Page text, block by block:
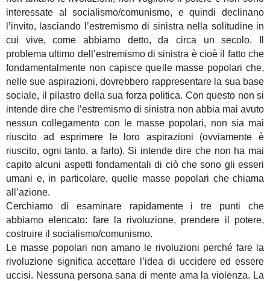
interessate al socialismo/comunismo, e quindi declinano
l’invito, lasciando l’estremismo di sinistra nella solitudine in
cui vive, come abbiamo detto, da circa un secolo. Il
problema ultimo dell’estremismo di sinistra è cioè il fatto che
fondamentalmente non capisce quelle masse popolari che,
nelle sue aspirazioni, dovrebbero rappresentare la sua base
sociale, il pilastro della sua forza politica. Con questo non si
intende dire che l’estremismo di sinistra non abbia mai avuto
nessun collegamento con le masse popolari, non sia mai
riuscito ad esprimere le loro aspirazioni (ovviamente è
riuscito, ogni tanto, a farlo). Si intende dire che non ha mai
capito alcuni aspetti fondamentali di ciò che sono gli esseri
umani e, in particolare, quelle masse popolari che chiama
all’azione.
Cerchiamo di esaminare rapidamente i tre punti che
abbiamo elencato: fare la rivoluzione, prendere il potere,
costruire il socialismo/comunismo.
Le masse popolari non amano le rivoluzioni perché fare la
rivoluzione significa accettare l’idea di uccidere ed essere
uccisi. Nessuna persona sana di mente ama la violenza. La